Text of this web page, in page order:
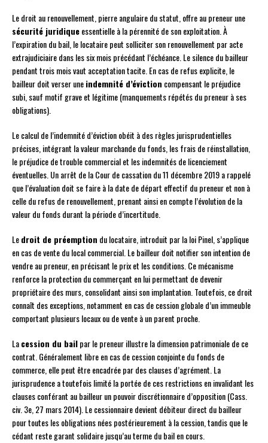
Le droit au renouvellement, pierre angulaire du statut, offre au preneur une
sécurité juridiqueessentielle à la pérennité de son exploitation. À
l’expiration du bail, le locataire peut solliciter son renouvellement par acte
extrajudiciaire dans les six mois précédant l’échéance. Le silence du bailleur
pendant trois mois vaut acceptation tacite. En cas de refus explicite, le
bailleur doit verser uneindemnité d’éviction compensant le préjudice
subi, sauf motif grave et légitime (manquements répétés du preneur à ses
obligations).
Le calcul de l’indemnité d’éviction obéit à des règles jurisprudentielles
précises, intégrant la valeur marchande du fonds, les frais de réinstallation,
le préjudice de trouble commercial et les indemnités de licenciement
éventuelles. Un arrêt de la Cour de cassation du 11 décembre 2019 a rappelé
que l’évaluation doit se faire à la date de départ effectif du preneur et non à
celle du refus de renouvellement, prenant ainsi en compte l’évolution de la
valeur du fonds durant la période d’incertitude.
Ledroit de préemption du locataire, introduit par la loi Pinel, s’applique
en cas de vente du local commercial. Le bailleur doit notifier son intention de
vendre au preneur, en précisant le prix et les conditions. Ce mécanisme
renforce la protection du commerçant en lui permettant de devenir
propriétaire des murs, consolidant ainsi son implantation. Toutefois, ce droit
connaît des exceptions, notamment en cas de cession globale d’un immeuble
comportant plusieurs locaux ou de vente à un parent proche.
Lacession du bailpar le preneur illustre la dimension patrimoniale de ce
contrat. Généralement libre en cas de cession conjointe du fonds de
commerce, elle peut être encadrée par des clauses d’agrément. La
jurisprudence a toutefois limité la portée de ces restrictions en invalidant les
clauses conférant au bailleur un pouvoir discrétionnaire d’opposition (Cass.
civ. 3e, 27 mars 2014). Le cessionnaire devient débiteur direct du bailleur
pour toutes les obligations nées postérieurement à la cession, tandis que le
cédant reste garant solidaire jusqu’au terme du bail en cours.